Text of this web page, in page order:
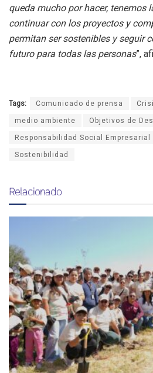
queda mucho por hacer, tenemos
continuar con los proyectos y
permitan ser sostenibles y seguir
futuro para todas las personas”,
Tags: Comunicado de prensa
medio ambiente Objetivos de
Responsabilidad Social Empresarial
Sostenibilidad
Relacionado